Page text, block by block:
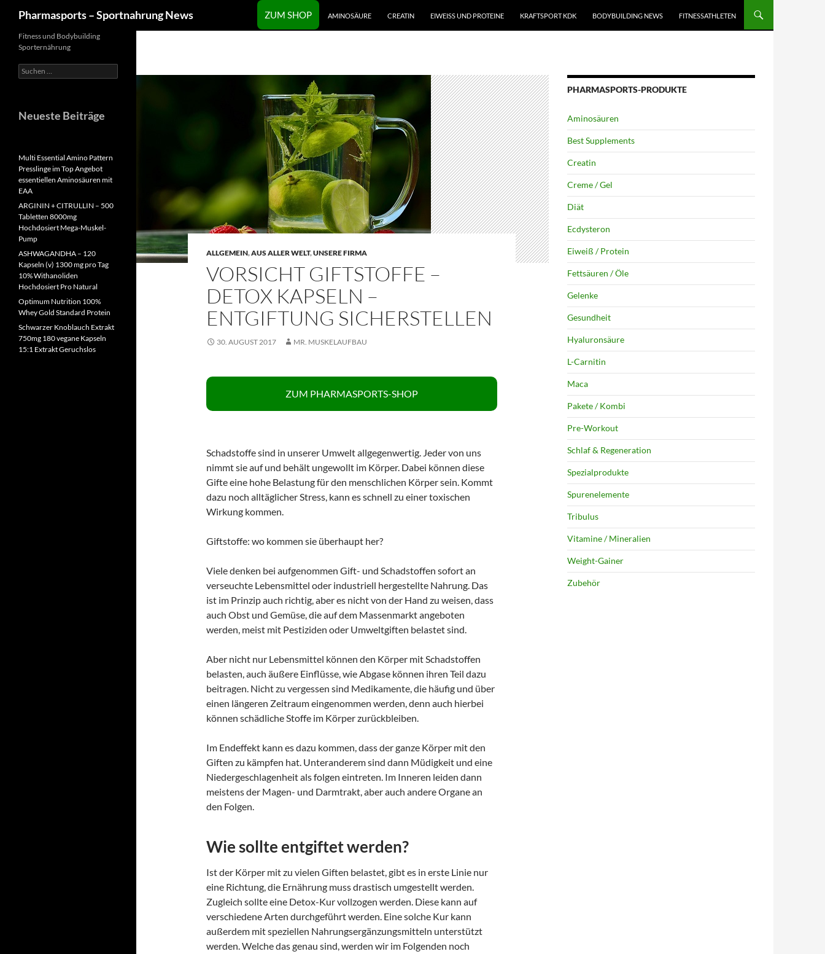
Inhalt
springen
Pharmasports – Sportnahrung News ZUM SHOP AMINOSÄURE CREATIN EIWEISS UND PROTEINE KRAFTSPORT KDK BODYBUILDING NEWS FITNESSATHLETEN
ALLGEMEIN,AUS ALLER WELT,UNSERE FIRMA
VORSICHT GIFTSTOFFE –
DETOX KAPSELN –
ENTGIFTUNG SICHERSTELLEN
30. AUGUST 2017 MR. MUSKELAUFBAU
ZUM PHARMASPORTS-SHOP
Schadstoffe sind in unserer Umwelt allgegenwertig. Jeder von uns
nimmt sie auf und behält ungewollt im Körper. Dabei können diese
Gifte eine hohe Belastung für den menschlichen Körper sein. Kommt
dazu noch alltäglicher Stress, kann es schnell zu einer toxischen
Wirkung kommen.
Giftstoffe: wo kommen sie überhaupt her?
Viele denken bei aufgenommen Gift- und Schadstoffen sofort an
verseuchte Lebensmittel oder industriell hergestellte Nahrung. Das
ist im Prinzip auch richtig, aber es nicht von der Hand zu weisen, dass
auch Obst und Gemüse, die auf dem Massenmarkt angeboten
werden, meist mit Pestiziden oder Umweltgiften belastet sind.
Aber nicht nur Lebensmittel können den Körper mit Schadstoffen
belasten, auch äußere Einflüsse, wie Abgase können ihren Teil dazu
beitragen. Nicht zu vergessen sind Medikamente, die häufig und über
einen längeren Zeitraum eingenommen werden, denn auch hierbei
können schädliche Stoffe im Körper zurückbleiben.
Im Endeffekt kann es dazu kommen, dass der ganze Körper mit den
Giften zu kämpfen hat. Unteranderem sind dann Müdigkeit und eine
Niedergeschlagenheit als folgen eintreten. Im Inneren leiden dann
meistens der Magen- und Darmtrakt, aber auch andere Organe an
den Folgen.
Wie sollte entgiftet werden?
Ist der Körper mit zu vielen Giften belastet, gibt es in erste Linie nur
eine Richtung, die Ernährung muss drastisch umgestellt werden.
Zugleich sollte eine Detox-Kur vollzogen werden. Diese kann auf
verschiedene Arten durchgeführt werden. Eine solche Kur kann
außerdem mit speziellen Nahrungsergänzungsmitteln unterstützt
werden. Welche das genau sind, werden wir im Folgenden noch
PHARMASPORTS-PRODUKTE
Aminosäuren
Best Supplements
Creatin
Creme / Gel
Diät
Ecdysteron
Eiweiß / Protein
Fettsäuren / Öle
Gelenke
Gesundheit
Hyaluronsäure
L-Carnitin
Maca
Pakete / Kombi
Pre-Workout
Schlaf & Regeneration
Spezialprodukte
Spurenelemente
Tribulus
Vitamine / Mineralien
Weight-Gainer
Zubehör
Fitness und Bodybuilding
Sporternährung
Suchen
nach:
Neueste Beiträge
Multi Essential Amino Pattern
Presslinge im Top Angebot
essentiellen Aminosäuren mit
EAA
ARGININ + CITRULLIN – 500
Tabletten 8000mg
Hochdosiert Mega-Muskel-
Pump
ASHWAGANDHA – 120
Kapseln (v) 1300 mg pro Tag
10% Withanoliden
Hochdosiert Pro Natural
Optimum Nutrition 100%
Whey Gold Standard Protein
Schwarzer Knoblauch Extrakt
750mg 180 vegane Kapseln
15:1 Extrakt Geruchslos